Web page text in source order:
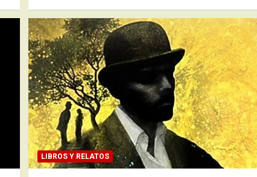
LIBROS Y RELATOS